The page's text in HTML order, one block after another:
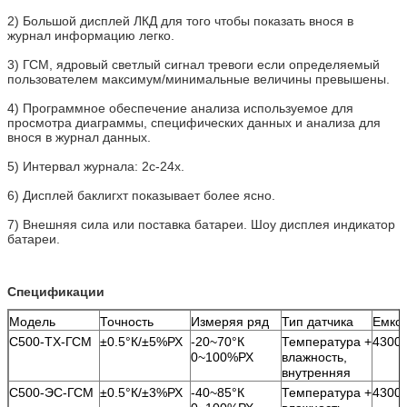
2) Большой дисплей ЛКД для того чтобы показать внося в
журнал информацию легко.
3) ГСМ, ядровый светлый сигнал тревоги если определяемый
пользователем максимум/минимальные величины превышены.
4) Программное обеспечение анализа используемое для
просмотра диаграммы, специфических данных и анализа для
внося в журнал данных.
5) Интервал журнала: 2с-24х.
6) Дисплей баклигхт показывает более ясно.
7) Внешняя сила или поставка батареи. Шоу дисплея индикатор
батареи.
Спецификации
Модель Точность Измеряя ряд Тип датчика
С500-ТХ-ГСМ
±0.5°К/±5%РХ -20~70°К
0~100%РХ
Температура +
влажность,
внутренняя
С500-ЭС-ГСМ ±0.5°К/±3%РХ -40~85°К
Температура +